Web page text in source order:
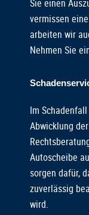
Sie einen
vermissen
arbeiten wir
Nehmen Sie
Im
Abwicklung
Autoscheibe
sorgen dafür,
zuverlässig
wird.